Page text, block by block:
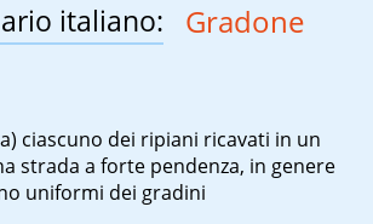
italiano: Gradone
ciascuno dei ripiani ricavati in un
strada a forte pendenza, in genere
uniformi dei gradini